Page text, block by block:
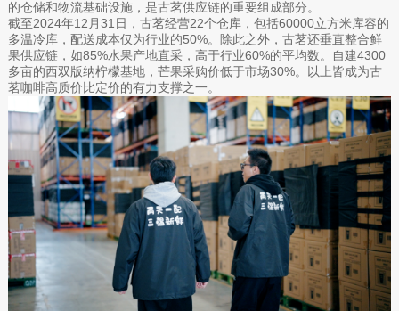
的仓储和物流基础设施，是古茗供应链的重要组成部分。
截至2024年12月31日，古茗经营22个仓库，包括60000立方米库容的
多温冷库，配送成本仅为行业的50%。除此之外，古茗还垂直整合鲜
果供应链，如85%水果产地直采，高于行业60%的平均数。自建4300
多亩的西双版纳柠檬基地，芒果采购价低于市场30%。以上皆成为古
茗咖啡高质价比定价的有力支撑之一。